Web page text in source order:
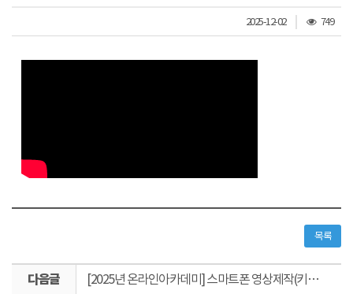
2025-12-02
조
회
749
목록
[2025년 온라인아카데미] 스마트폰 영상제작(키네마스터) 기초 1편